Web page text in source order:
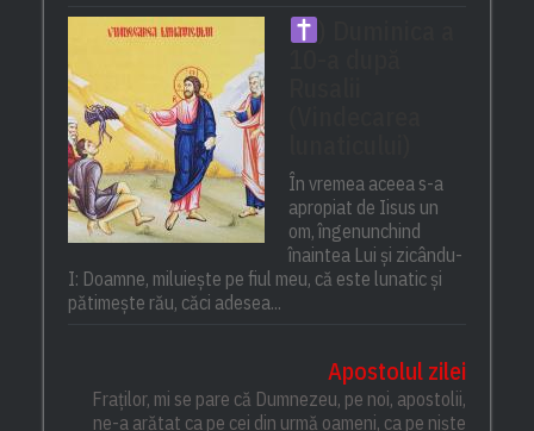
În vremea aceea s-a
apropiat de Iisus un
om, îngenunchind
înaintea Lui și zicându-
I: Doamne, miluiește pe fiul meu, că este lunatic și
pătimește rău, căci adesea...
Apostolul zilei
Fraților, mi se pare că Dumnezeu, pe noi, apostolii,
ne-a arătat ca pe cei din urmă oameni, ca pe niște